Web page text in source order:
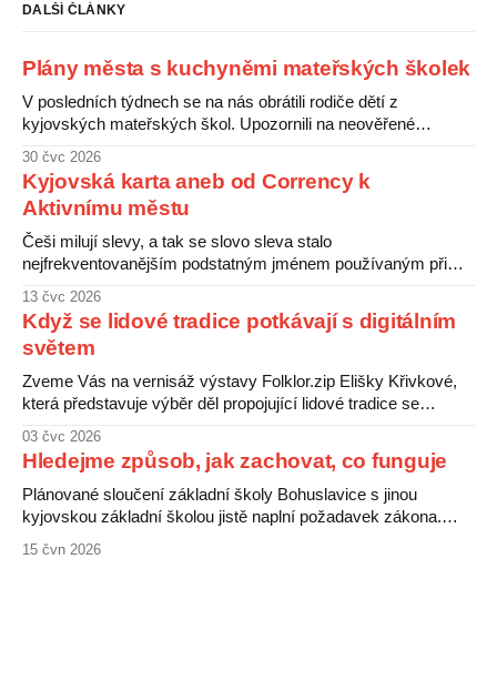
DALŠÍ ČLÁNKY
Plány města s kuchyněmi mateřských školek
V posledních týdnech se na nás obrátili rodiče dětí z
kyjovských mateřských škol. Upozornili na neověřené
Rodiče s tímto plánem nesouhlasí a obávají se zhoršení
30 čvc 2026
Kyjovská karta aneb od Corrency k
Aktivnímu městu
Češi milují slevy, a tak se slovo sleva stalo
nejfrekventovanějším podstatným jménem používaným při
zaměstnavatele a ti nejšťastnější Kyjovskou kartu od
komunálních politiků. Že karty jsou čertovy obrázky, ukazuje
následující srovnání. Obchodníci si
13 čvc 2026
Když se lidové tradice potkávají s digitálním
světem
Zveme Vás na vernisáž výstavy Folklor.zip Elišky Křivkové,
která představuje výběr děl propojující lidové tradice se
jako uzavřená minulost, ale jako živý a proměnlivý jazyk, jenž
nachází nové podoby prostřednictvím digitální grafiky. Výstava
ukazuje, jak se tradice v době internetu a sociálních
03 čvc 2026
Hledejme způsob, jak zachovat, co funguje
Plánované sloučení základní školy Bohuslavice s jinou
kyjovskou základní školou jistě naplní požadavek zákona.
15 čvn 2026